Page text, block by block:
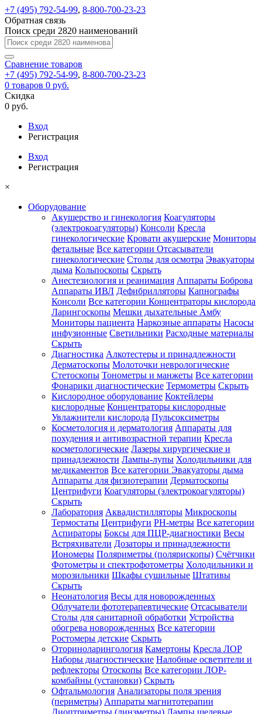
+7 (495) 792-54-99, 8-800-700-23-23
Обратная связь
Поиск среди 2820 наименований
Сравнение товаров
+7 (495) 792-54-99, 8-800-700-23-23
0 товаров 0 руб.
Скидка
0 руб.
Вход
Регистрация
Вход
Регистрация
×
Оборудование
Акушерство и гинекология Коагуляторы
(электрокоагуляторы) Консоли Кресла
гинекологические Кровати акушерские Мониторы
фетальные Все категории Отсасыватели
гинекологические Столы для осмотра Эвакуаторы
дыма Кольпоскопы Скрыть
Анестезиология и реанимация Аппараты Боброва
Аппараты ИВЛ Дефибрилляторы Капнографы
Консоли Все категории Концентраторы кислорода
Ларингоскопы Мешки дыхательные Амбу
Мониторы пациента Наркозные аппараты Насосы
инфузионные Светильники Расходные материалы
Скрыть
Диагностика Алкотестеры и принадлежности
Дерматоскопы Молоточки неврологические
Стетоскопы Тонометры и манжеты Все категории
Фонарики диагностические Термометры Скрыть
Кислородное оборудование Коктейлеры
кислородные Концентраторы кислородные
Увлажнители кислорода Пульсоксиметры
Косметология и дерматология Аппараты для
похудения и антивозрастной терапии Кресла
косметологические Лазеры хирургические и
принадлежности Лампы-лупы Холодильники для
медикаментов Все категории Эвакуаторы дыма
Аппараты для физиотерапии Дерматоскопы
Центрифуги Коагуляторы (электрокоагуляторы)
Скрыть
Лаборатория Аквадистилляторы Микроскопы
Термостаты Центрифуги PH-метры Все категории
Аспираторы Боксы для ПЦР-диагностики Весы
Встряхиватели Дозаторы и принадлежности
Иономеры Поляриметры (полярископы) Счётчики
Фотометры и спектрофотометры Холодильники и
морозильники Шкафы сушильные Штативы
Скрыть
Неонатология Весы для новорожденных
Облучатели фототерапевтические Отсасыватели
Столы для санитарной обработки Устройства
обогрева новорожденных Все категории
Ростомеры детские Скрыть
Оториноларингология Камертоны Кресла ЛОР
Наборы диагностические Налобные осветители и
рефлекторы Отоскопы Все категории ЛОР-
комбайны (установки) Скрыть
Офтальмология Анализаторы поля зрения
(периметры) Аппараты магнитотерапии
Диоптриметры (линзметры) Лампы щелевые